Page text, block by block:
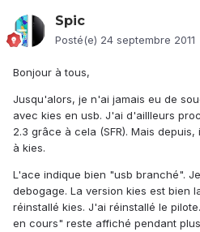
Spic
Posté(e) 24 septembre 2011
Bonjour à tous,
Jusqu'alors, je n'ai jamais eu de
avec kies en usb. J'ai d'aillleurs
2.3 grâce à cela (SFR). Mais
à kies.
L'ace indique bien "usb branché".
debogage. La version kies est bien
réinstallé kies. J'ai réinstallé le
en cours" reste affiché pendant